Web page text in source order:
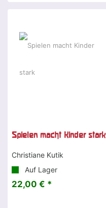
Spielen macht Kinder stark
Christiane Kutik
Auf Lager
22,00 € *